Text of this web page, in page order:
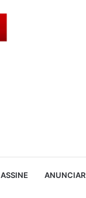
ASSINE ANUNCIAR